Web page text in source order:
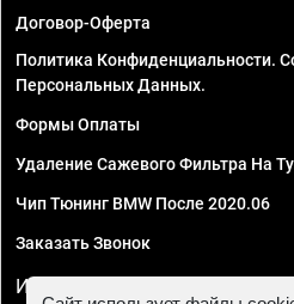
Договор-Оферта
Политика Конфиденциальности.
Персональных Данных.
Формы Оплаты
Удаление Сажевого Фильтра На
Чип Тюнинг BMW После 2020.06
Заказать Звонок
ИП Смирнов Георгий